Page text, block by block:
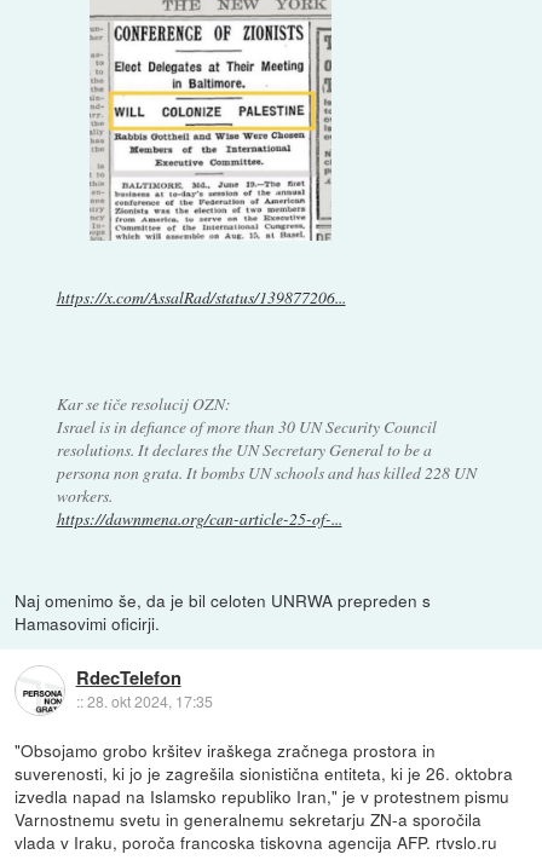
https://x.com/AssalRad/status/139877206...
Kar se tiče resolucij OZN:
Israel is in defiance of more than 30 UN Security Council
resolutions. It declares the UN Secretary General to be a
persona non grata. It bombs UN schools and has killed 228 UN
workers.
https://dawnmena.org/can-article-25-of-...
Naj omenimo še, da je bil celoten UNRWA prepreden s
Hamasovimi oficirji.
RdecTelefon
::28. okt 2024, 17:35
"Obsojamo grobo kršitev iraškega zračnega prostora in
suverenosti, ki jo je zagrešila sionistična entiteta, ki je 26. oktobra
izvedla napad na Islamsko republiko Iran," je v protestnem pismu
Varnostnemu svetu in generalnemu sekretarju ZN-a sporočila
vlada v Iraku, poroča francoska tiskovna agencija AFP. rtvslo.ru